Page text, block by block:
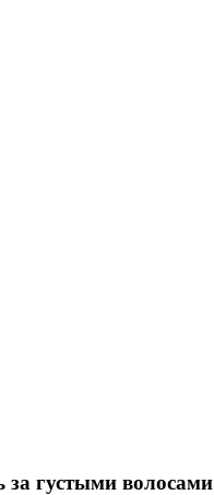
за густыми волосами